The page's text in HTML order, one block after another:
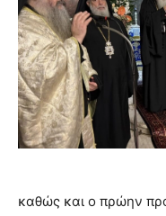
καθώς και ο πρώην